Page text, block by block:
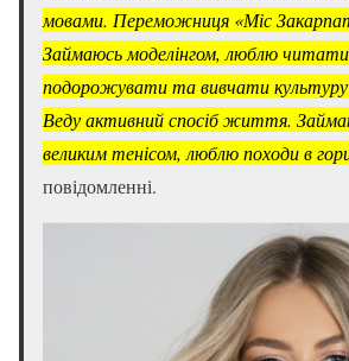
мовами. Переможниця «Міс
Займаюсь моделінгом, люблю читати
подорожувати та вивчати культуру
Веду активний спосіб життя.
великим тенісом, люблю походи в
повідомленні.